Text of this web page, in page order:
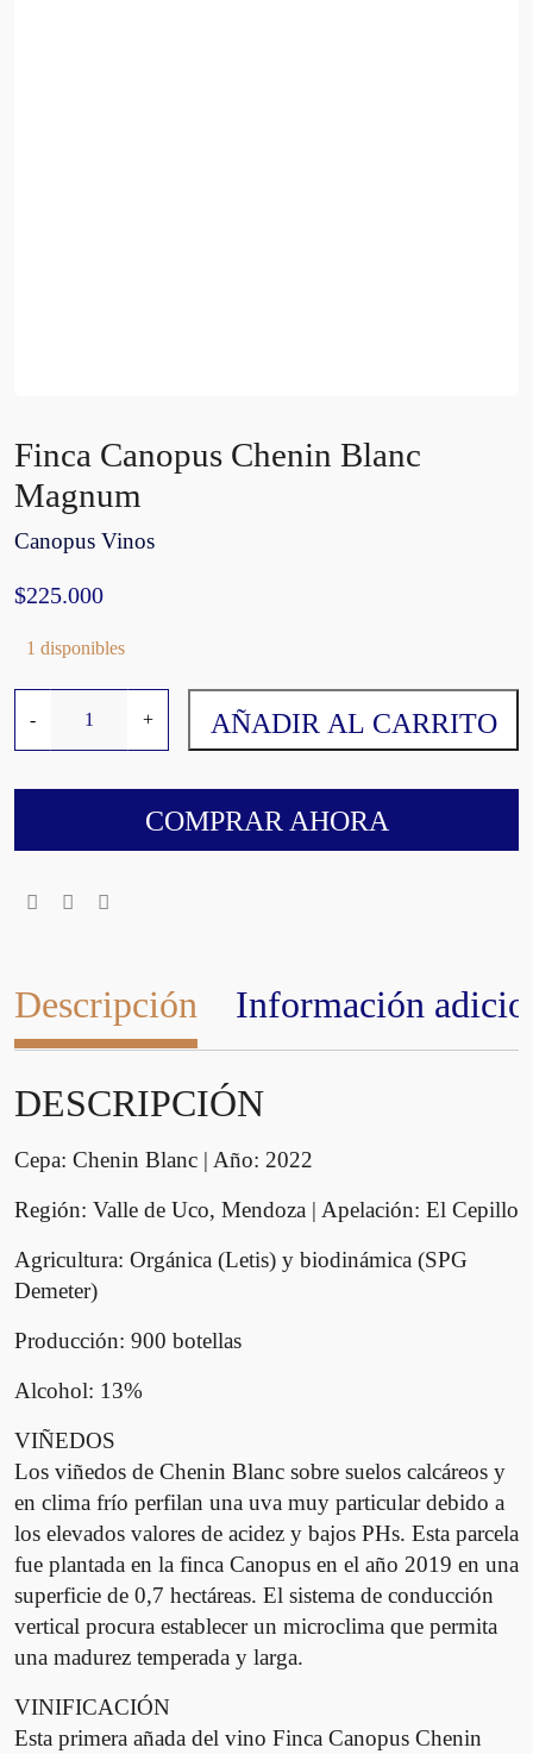
Finca Canopus Chenin Blanc
Magnum
Canopus Vinos
$225.000
1 disponibles
-
c
s
C
i
B
a
n
c
a
n
m
c
a
a
d
+ AÑADIR AL CARRITO
COMPRAR AHORA
Descripción Información
DESCRIPCIÓN
Cepa: Chenin Blanc | Año: 2022
Región: Valle de Uco, Mendoza | Apelación: El Cepillo
Agricultura: Orgánica (Letis) y biodinámica (SPG
Demeter)
Producción: 900 botellas
Alcohol: 13%
VIÑEDOS
Los viñedos de Chenin Blanc sobre suelos calcáreos y
en clima frío perfilan una uva muy particular debido a
los elevados valores de acidez y bajos PHs. Esta parcela
fue plantada en la finca Canopus en el año 2019 en una
superficie de 0,7 hectáreas. El sistema de conducción
vertical procura establecer un microclima que permita
una madurez temperada y larga.
VINIFICACIÓN
Esta primera añada del vino Finca Canopus Chenin